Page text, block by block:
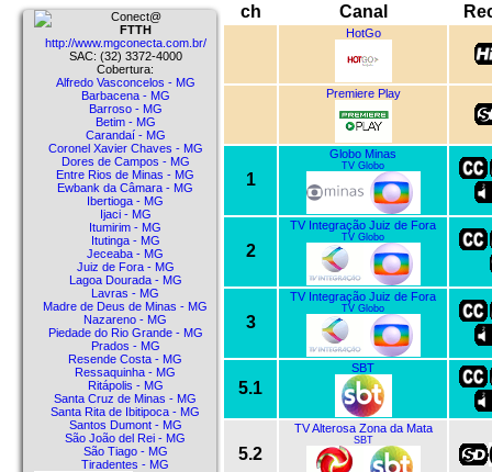
Conect@
FTTH
http://www.mgconecta.com.br/
SAC: (32) 3372-4000
Cobertura:
Alfredo Vasconcelos - MG
Barbacena - MG
Barroso - MG
Betim - MG
Carandaí - MG
Coronel Xavier Chaves - MG
Dores de Campos - MG
Entre Rios de Minas - MG
Ewbank da Câmara - MG
Ibertioga - MG
Ijaci - MG
Itumirim - MG
Itutinga - MG
Jeceaba - MG
Juiz de Fora - MG
Lagoa Dourada - MG
Lavras - MG
Madre de Deus de Minas - MG
Nazareno - MG
Piedade do Rio Grande - MG
Prados - MG
Resende Costa - MG
Ressaquinha - MG
Ritápolis - MG
Santa Cruz de Minas - MG
Santa Rita de Ibitipoca - MG
Santos Dumont - MG
São João del Rei - MG
São Tiago - MG
Tiradentes - MG
ch Canal
HotGo
Premiere Play
1
Globo Minas
TV Globo
2
TV Integração Juiz de Fora
TV Globo
3
TV Integração Juiz de Fora
TV Globo
5.1
SBT
5.2
TV Alterosa Zona da Mata
SBT